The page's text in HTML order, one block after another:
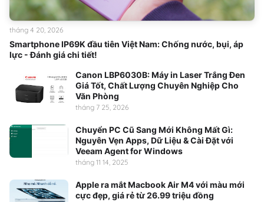
Smartphone IP69K đầu tiên Việt Nam: Chống nước, bụi, áp
lực - Đánh giá chi tiết!
tháng 4 20, 2026
Canon LBP6030B: Máy in Laser Trắng Đen
Giá Tốt, Chất Lượng Chuyên Nghiệp Cho
Văn Phòng
tháng 7 25, 2026
Chuyển PC Cũ Sang Mới Không Mất Gì:
Nguyên Vẹn Apps, Dữ Liệu & Cài Đặt với
Veeam Agent for Windows
tháng 11 14, 2025
Apple ra mắt Macbook Air M4 với màu mới
cực đẹp, giá rẻ từ 26.99 triệu đồng